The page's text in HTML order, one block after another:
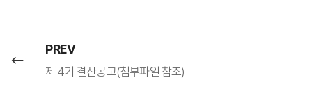
PREV
제 4기 결산공고(첨부파일 참조)